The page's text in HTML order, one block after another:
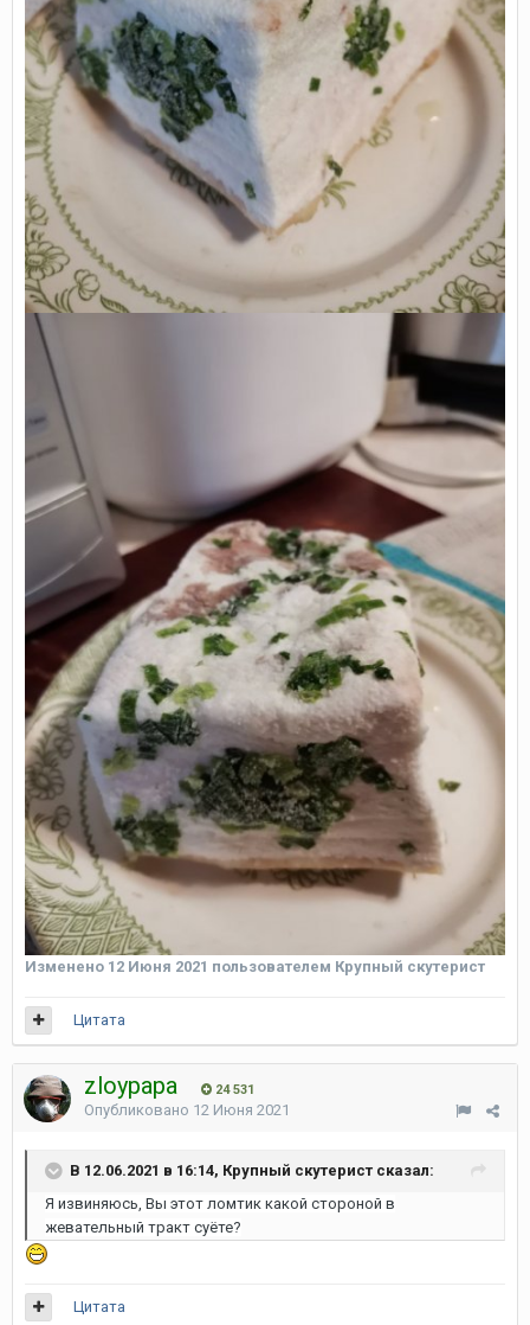
Изменено 12 Июня 2021 пользователем Крупный скутерист
Цитата
zloypapa 24 531
Опубликовано 12 Июня 2021
В 12.06.2021 в 16:14, Крупный скутерист сказал:
Я извиняюсь, Вы этот ломтик какой стороной в
жевательный тракт суёте?
Цитата